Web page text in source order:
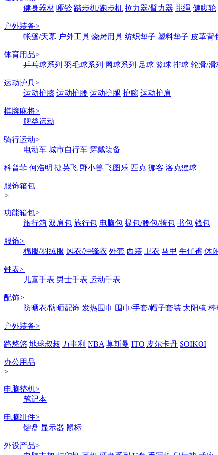
健身器材 哑铃 踏步机/跑步机 拉力器/臂力器 跳绳 健腹轮
户外装备>
帐篷/天幕 户外工具 烧烤用具 纺织垫子 塑料垫子 皮革背
体育用品>
乒乓球系列 羽毛球系列 网球系列 足球 篮球 排球 轮滑/滑
运动护具>
运动护膝 运动护腰 运动护腿 护腕 运动护肩
棋牌麻将>
牌类运动
骑行运动>
电动车 城市自行车 穿戴装备
科普菲 何浩明 捷英飞 野小兽 飞图乐 匹克 挪客 洛克猩球
服饰箱包
>
功能箱包>
旅行箱 双肩包 旅行包 电脑包 提包/腰包/挎包 书包 钱包
服饰>
棉服/羽绒服 风衣/冲锋衣 外套 西装 卫衣 马甲 牛仔裤 休
钟表>
儿童手表 男士手表 运动手表
配饰>
防晒衣/防晒配饰 发热围巾 围巾/手套/帽子套装 太阳镜 棒
户外装备>
路悠悠 地球叔叔 万事利 NBA 莫斯曼 ITO 皮尔卡丹 SOIKOI
办公用品
>
电脑整机>
笔记本
电脑组件>
键盘 显示器 鼠标
外设产品>